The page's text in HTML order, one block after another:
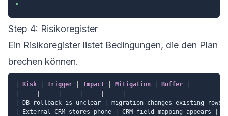
"
Step 4: Risikoregister
Ein Risikoregister listet Bedingungen, die den Plan
brechen können.
Risk Trigger Impact Mitigation Buffer
--- --- --- --- ---
DB rollback is unclear migration changes existing rows
External CRM stores phone CRM field mapping appears